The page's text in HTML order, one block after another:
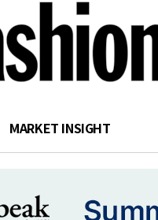
MARKET INSIGHT